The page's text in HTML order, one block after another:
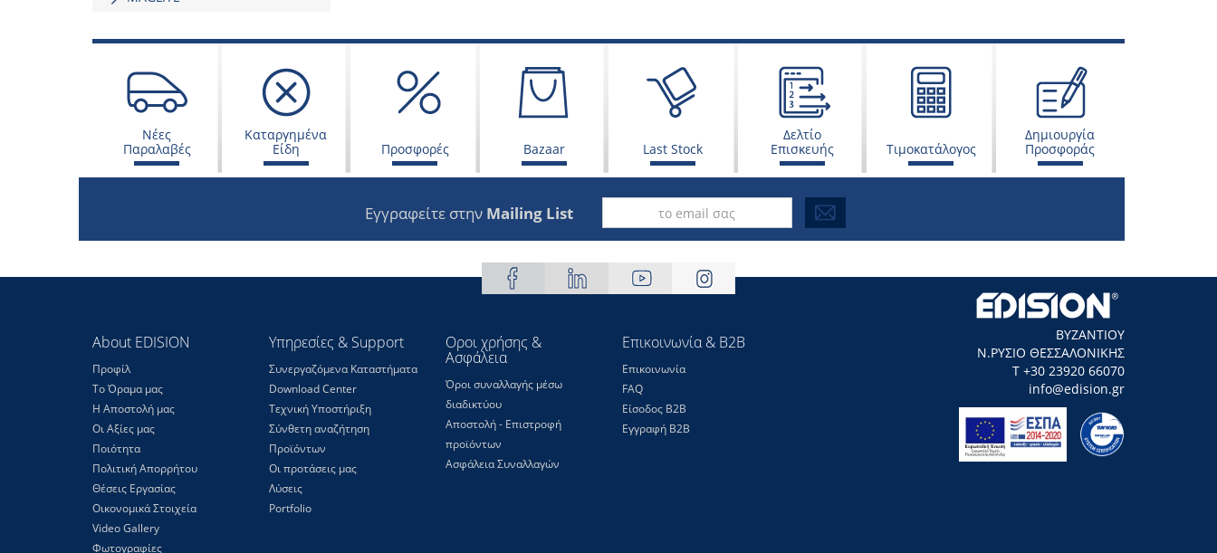
Νέες
Παραλαβές
Καταργημένα
Είδη
Προσφορές Bazaar Last Stock
Δελτίο
Επισκευής
Τιμοκατάλογος
Δημιουργία
Προσφοράς
Εγγραφείτε στην Mailing List
About EDISION
Προφίλ
Το Όραμα μας
Η Αποστολή μας
Οι Αξίες μας
Ποιότητα
Πολιτική Απορρήτου
Θέσεις Eργασίας
Οικονομικά Στοιχεία
Video Gallery
Φωτογραφίες
Υπηρεσίες & Support
Συνεργαζόμενα Καταστήματα
Download Center
Τεχνική Υποστήριξη
Σύνθετη αναζήτηση
Προϊόντων
Οι προτάσεις μας
Λύσεις
Portfolio
Οροι χρήσης &
Ασφάλεια
Όροι συναλλαγής μέσω
διαδικτύου
Αποστολή - Επιστροφή
προϊόντων
Ασφάλεια Συναλλαγών
Επικοινωνία & B2B
Επικοινωνία
FAQ
Είσοδος Β2Β
Εγγραφή Β2Β
ΒΥΖΑΝΤΙΟΥ
Ν.ΡΥΣΙΟ ΘΕΣΣΑΛΟΝΙΚΗΣ
Τ +30 23920 66070
info@edision.gr